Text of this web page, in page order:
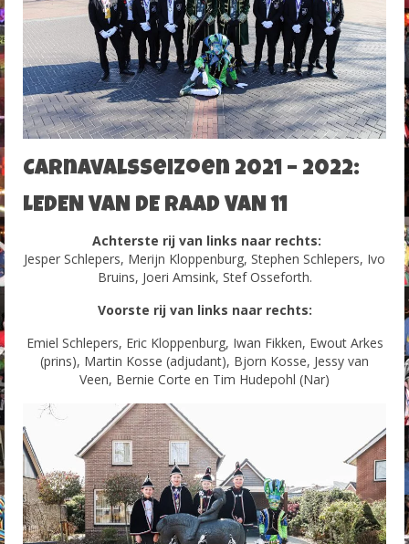
Foto’s Carnaval 2015-2016
Foto’s Carnaval 2016-2017
Foto`s Carnaval 2017-2018
Carnavalsseizoen 2021 – 2022:
LEDEN VAN DE RAAD VAN 11
Achterste rij van links naar rechts:
Jesper Schlepers, Merijn Kloppenburg, Stephen Schlepers, Ivo
Bruins, Joeri Amsink, Stef Osseforth.
Voorste rij van links naar rechts:
Emiel Schlepers, Eric Kloppenburg, Iwan Fikken, Ewout Arkes
(prins), Martin Kosse (adjudant), Bjorn Kosse, Jessy van
Veen, Bernie Corte en Tim Hudepohl (Nar)